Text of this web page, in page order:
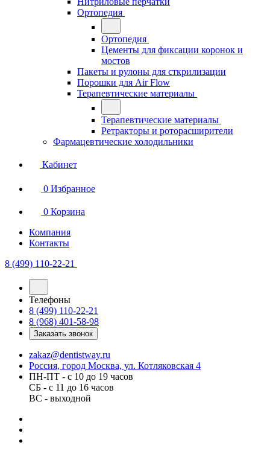
Ортопедия
Ортопедия
Цементы для фиксации коронок и
мостов
Пакеты и рулоны для сткрилизации
Порошки для Air Flow
Терапевтические материалы
Терапевтические материалы
Ретракторы и роторасширители
Фармацевтические холодильники
Кабинет
0 Избранное
0 Корзина
Компания
Контакты
8 (499) 110-22-21
Телефоны
8 (499) 110-22-21
8 (968) 401-58-98
Заказать звонок
zakaz@dentistway.ru
Россия, город Москва, ул. Котляковская 4
ПН-ПТ - с 10 до 19 часов
СБ - с 11 до 16 часов
ВС - выходной